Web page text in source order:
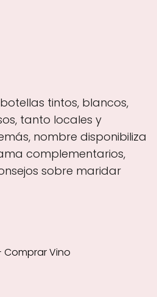
tintos, blancos,
tanto locales y
nombre disponibiliza
complementarios,
sobre maridar
Vino